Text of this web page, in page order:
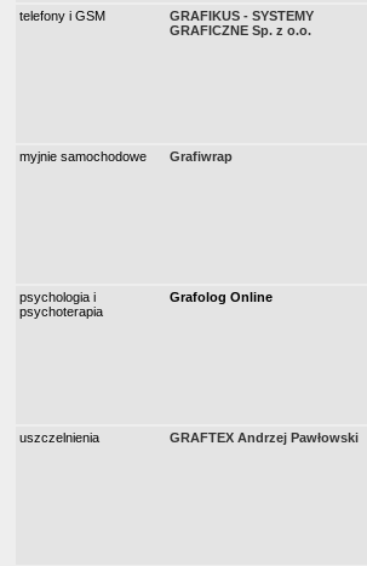
telefony i GSM
GRAFIKUS - SYSTEMY
GRAFICZNE Sp. z o.o.
myjnie samochodowe
Grafiwrap
psychologia i
psychoterapia
Grafolog Online
uszczelnienia
GRAFTEX Andrzej Pawłowski